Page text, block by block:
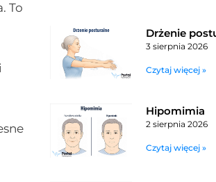
To
Drżenie
3 sierpnia 2026
Czytaj więcej »
Hipomimia
2 sierpnia 2026
Czytaj więcej »